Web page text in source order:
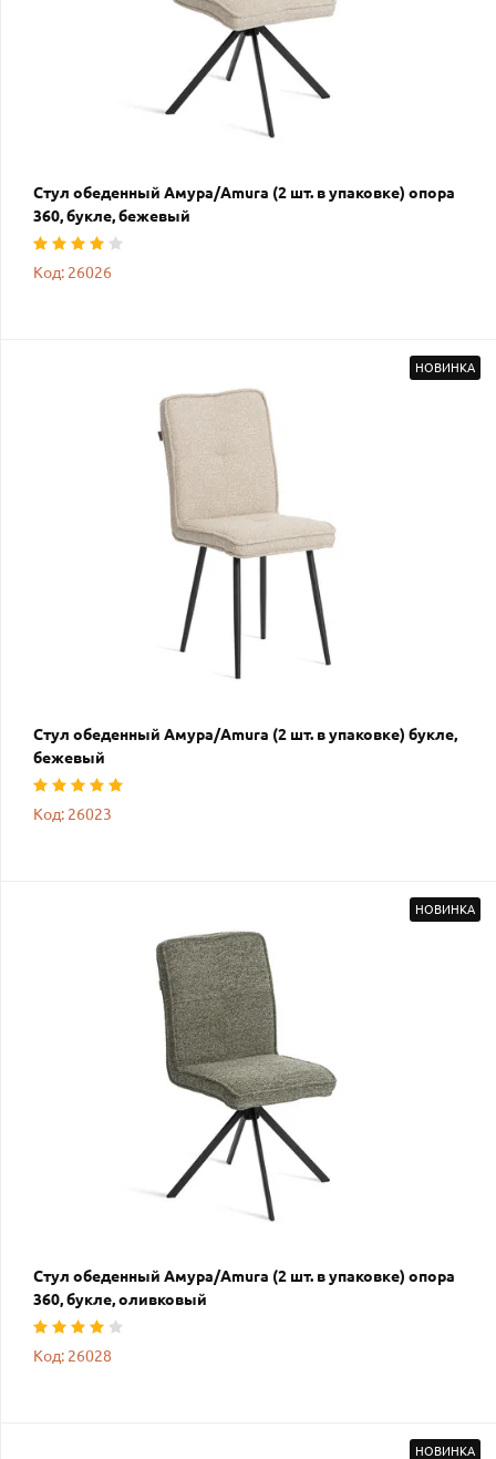
Стул обеденный Амура/Amura (2 шт. в упаковке) опора
360, букле, бежевый
Код: 26026
НОВИНКА
Стул обеденный Амура/Amura (2 шт. в упаковке) букле,
бежевый
Код: 26023
НОВИНКА
Стул обеденный Амура/Amura (2 шт. в упаковке) опора
360, букле, оливковый
Код: 26028
НОВИНКА